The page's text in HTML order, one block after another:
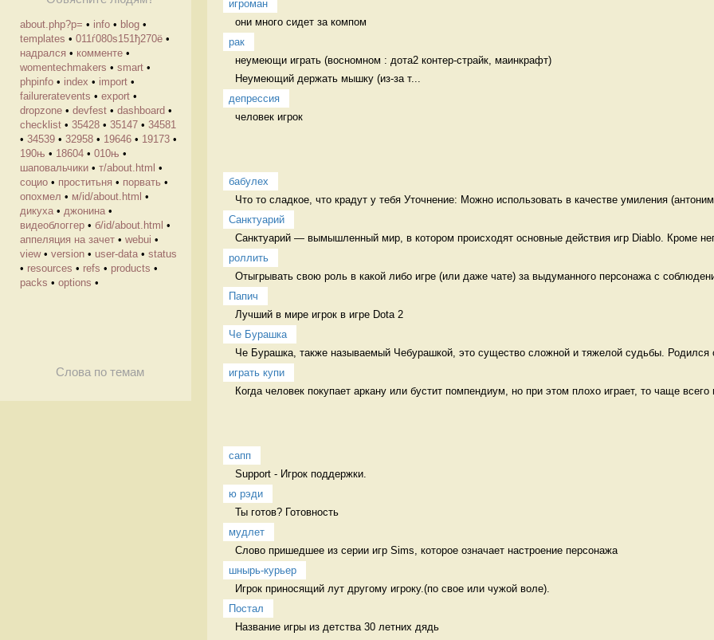
about.php?p= • info • blog •
templates • 011ѓ080ѕ151ђ270ё •
надрался • комменте •
womentechmakers • smart •
phpinfo • index • import •
failureratevents • export •
dropzone • devfest • dashboard •
checklist • 35428 • 35147 • 34581
• 34539 • 32958 • 19646 • 19173 •
190њ • 18604 • 010њ •
шаповальчики • т/about.html •
социо • проститьня • порвать •
опохмел • м/id/about.html •
дикуха • джонина •
видеоблоггер • б/id/about.html •
аппеляция на зачет • webui •
view• version • user-data • status
• resources • refs • products •
packs • options •
Слова по темам
игроман
они много сидет за компом
рак
неумеющи играть (восномном : дота2 контер-страйк, маинкрафт)
Неумеющий держать мышку (из-за т...
депрессия
человек игрок
бабулех
Что то сладкое, что крадут у тебя Уточнение: Можно использовать в качестве умиления (антоним
Санктуарий
Санктуарий — вымышленный мир, в котором происходят основные действия игр Diablo. Кроме
роллить
Отыгрывать свою роль в какой либо игре (или даже чате) за выдуманного персонажа с
Папич
Лучший в мире игрок в игре Dota 2
Че Бурашка
Че Бурашка, также называемый Чебурашкой, это существо сложной и тяжелой судьбы. Родился
играть купи
Когда человек покупает аркану или бустит помпендиум, но при этом плохо играет, то чаще всего
сапп
Support - Игрок поддержки.
ю рэди
Ты готов? Готовность
мудлет
Слово пришедшее из серии игр Sims, которое означает настроение персонажа
шнырь-курьер
Игрок приносящий лут другому игроку.(по свое или чужой воле).
Постал
Название игры из детства 30 летних дядь